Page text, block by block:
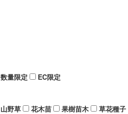
数量限定 EC限定
山野草 花木苗 果樹苗木
草花種子